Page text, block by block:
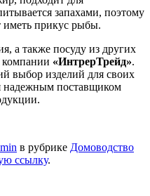
запахами, поэтому
иметь прикус рыбы.
а также посуду из других
компании «ИнтрерТрейд».
выбор изделий для своих
надежным поставщиком
в рубрике Домоводство
ссылку.